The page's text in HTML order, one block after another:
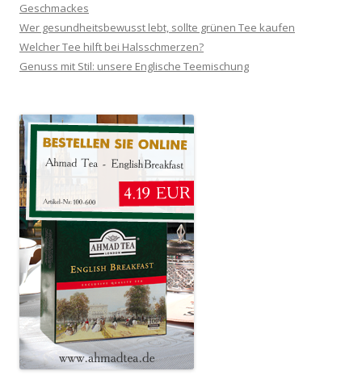
Geschmackes
Wer gesundheitsbewusst lebt, sollte grünen Tee kaufen
Welcher Tee hilft bei Halsschmerzen?
Genuss mit Stil: unsere Englische Teemischung